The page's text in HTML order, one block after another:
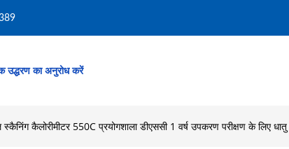
उद्धरण का अनुरोध करें
कैलोरीमीटर 550C प्रयोगशाला डीएससी 1 वर्ष उपकरण परीक्षण के लिए धातु